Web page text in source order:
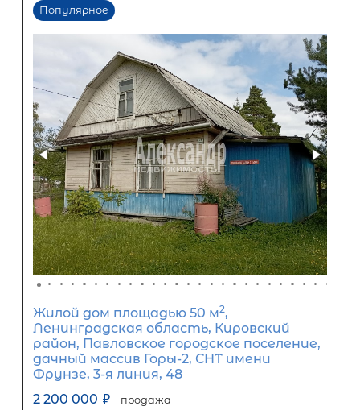
1 560 000
Задать вопрос Отправить заявку
ООО «АЛЕКСАНДР-НЕДВИЖИМОСТЬ» не является кредитной
организацией. Кредит предоставляется банками-
носит информационный характер и не является
точного расчета платежей по кредиту и предоставления
об условиях кредитования обратитесь к менеджерам нашей
(Санкт-Петербург ул. Боткинская д. 15 тел. +7(812) 200-4000 )